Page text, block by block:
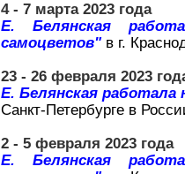
4 - 7 марта 2023 года
Е. Белянская
самоцветов" в г.
23 - 26 февраля 2023
Е. Белянская
Санкт-Петербурге в
2 - 5 февраля 2023 года
Е. Белянская